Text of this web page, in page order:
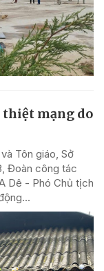
thiệt mạng do
Tôn giáo, Sở
Đoàn công tác
Dê - Phó Chủ tịch